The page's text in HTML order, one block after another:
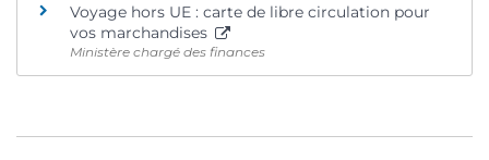
Voyage hors UE : carte de libre circulation pour
vos marchandises
Ministère chargé des finances